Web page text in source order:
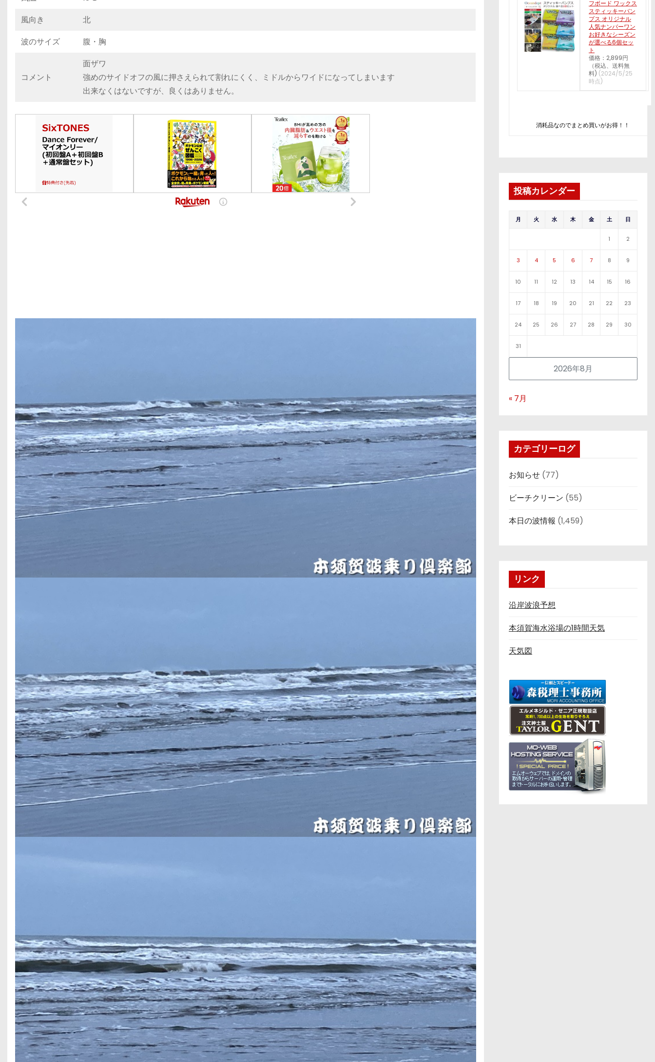
風向き
北
波のサイズ
腹・胸
コメント
面ザワ
強めのサイドオフの風に押さえられて割れにくく、ミドルからワイドになってしまいます
出来なくはないですが、良くはありません。
フボード ワックス
スティッキーバン
プス オリジナル
人気ナンバーワン
お好きなシーズン
が選べる6個セッ
ト
価格：2,899円
（税込、送料無
料) (2024/5/25
時点)
消耗品なのでまとめ買いがお得！！
投稿カレンダー
2026年8月
月 火 水 木 金 土 日
1 2
3 4 5 6 7 8 9
10 11 12 13 14 15 16
17 18 19 20 21 22 23
24 25 26 27 28 29 30
31
« 7月
カテゴリーログ
お知らせ (77)
ビーチクリーン (55)
本日の波情報 (1,459)
リンク
沿岸波浪予想
本須賀海水浴場の1時間天気
天気図